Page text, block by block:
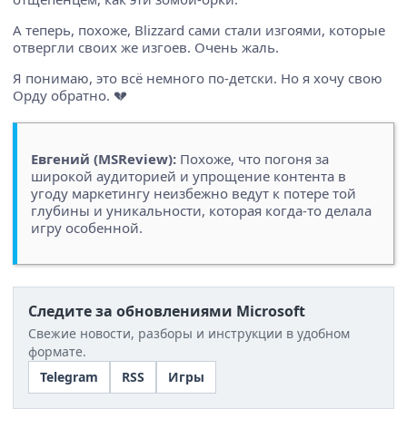
А теперь, похоже, Blizzard сами стали изгоями, которые
отвергли своих же изгоев. Очень жаль.
Я понимаю, это всё немного по-детски. Но я хочу свою
Орду обратно. 💔
Евгений (MSReview): Похоже, что погоня за
широкой аудиторией и упрощение контента в
угоду маркетингу неизбежно ведут к потере той
глубины и уникальности, которая когда-то делала
игру особенной.
Следите за обновлениями Microsoft
Свежие новости, разборы и инструкции в удобном
формате.
Telegram
RSS Игры